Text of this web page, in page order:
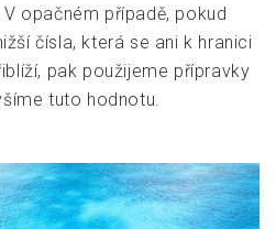
opačném případě, pokud
čísla, která se ani k hranici
pak použijeme přípravky
tuto hodnotu.